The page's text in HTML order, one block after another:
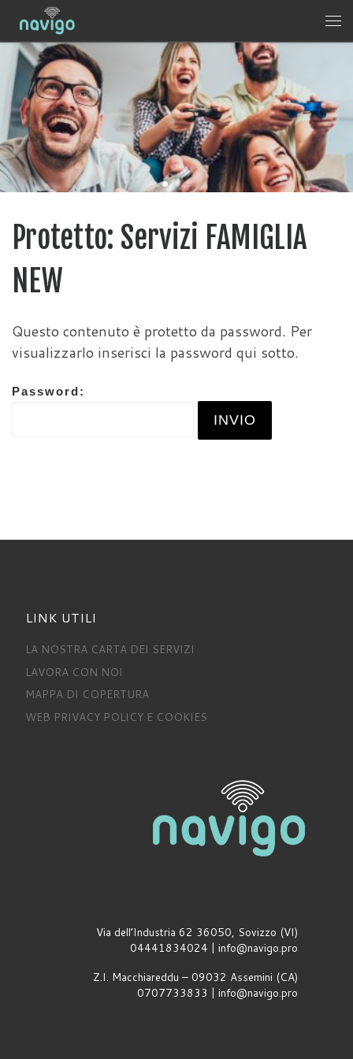
Skip to content
Protetto: Servizi FAMIGLIA
NEW
Questo contenuto è protetto da password. Per
visualizzarlo inserisci la password qui sotto.
Password:
LINK UTILI
LA NOSTRA CARTA DEI SERVIZI
LAVORA CON NOI
MAPPA DI COPERTURA
WEB PRIVACY POLICY E COOKIES
Via dell’Industria 62 36050, Sovizzo (VI)
04441834024 | info@navigo.pro
Z.I. Macchiareddu – 09032 Assemini (CA)
0707733833 | info@navigo.pro